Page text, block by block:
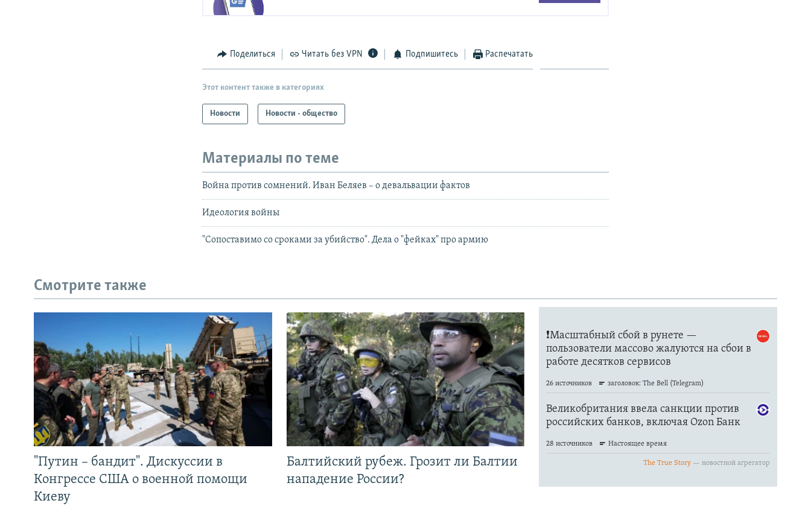
Поделиться Читать без VPN Подпишитесь Распечатать
Этот контент также в категориях
Новости Новости - общество
Материалы по теме
Война против сомнений. Иван Беляев – о девальвации фактов
Идеология войны
"Сопоставимо со сроками за убийство". Дела о "фейках" про армию
Смотрите также
"Путин – бандит". Дискуссии в
Конгрессе США о военной помощи
Киеву
Балтийский рубеж. Грозит ли Балтии
нападение России?